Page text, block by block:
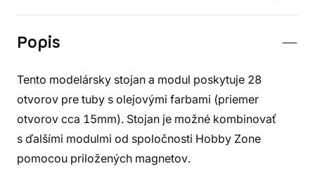
Popis
Tento modelársky stojan a modul poskytuje 28
otvorov pre tuby s olejovými farbami (priemer
otvorov cca 15mm). Stojan je možné kombinovať
s ďalšími modulmi od spoločnosti Hobby Zone
pomocou priložených magnetov.